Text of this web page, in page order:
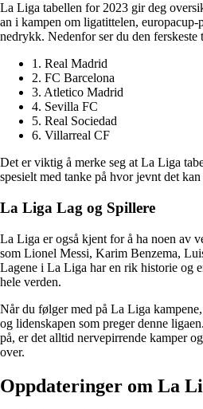
La Liga tabellen for 2023 gir deg
an i kampen om ligatittelen, europacup-
nedrykk. Nedenfor ser du den ferskeste
1. Real Madrid
2. FC Barcelona
3. Atletico Madrid
4. Sevilla FC
5. Real Sociedad
6. Villarreal CF
Det er viktig å merke seg at La Liga
spesielt med tanke på hvor jevnt det
La Liga Lag og Spillere
La Liga er også kjent for å ha noen av
som Lionel Messi, Karim Benzema,
Lagene i La Liga har en rik historie og
hele verden.
Når du følger med på La Liga
og lidenskapen som preger denne
på, er det alltid nervepirrende kamper
over.
Oppdateringer om La